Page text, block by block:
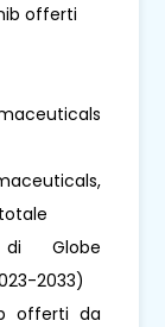
offerti
Globe
2033)
offerti da